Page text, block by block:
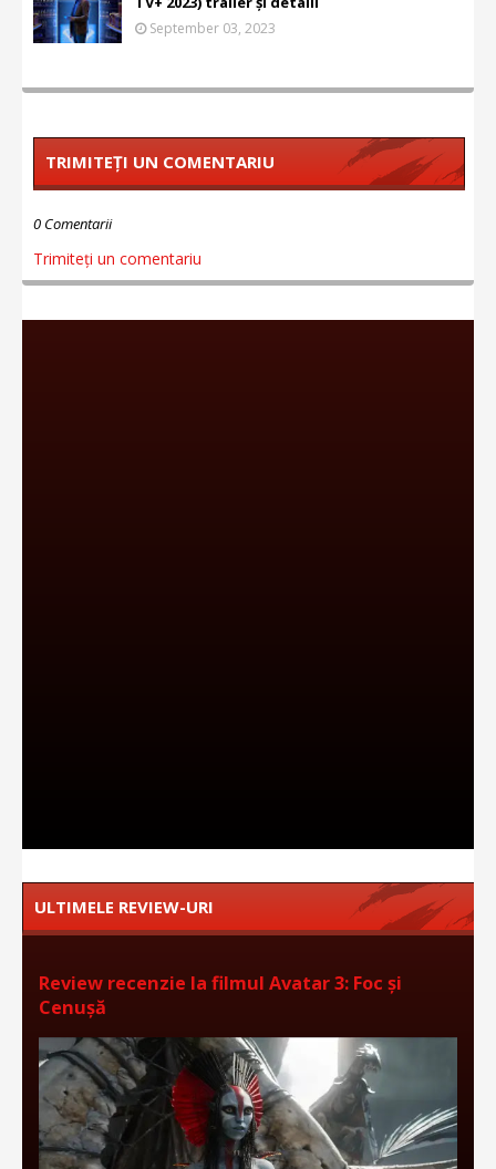
September 03, 2023
TRIMITEȚI UN COMENTARIU
0 Comentarii
Trimiteți un comentariu
ULTIMELE REVIEW-URI
Review recenzie la filmul Avatar 3: Foc și
Cenușă